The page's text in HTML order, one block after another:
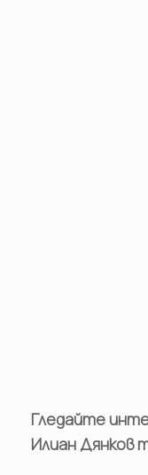
Гледайте
Илиан Дянков